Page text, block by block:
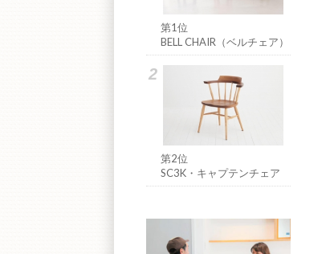
第1位
BELL CHAIR（ベルチェア）
第2位
SC3K・キャプテンチェア